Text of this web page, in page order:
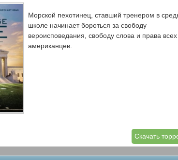
Морской пехотинец, ставший тренером в
школе начинает бороться за свободу
вероисповедания, свободу слова и права всех
американцев.
Скачать